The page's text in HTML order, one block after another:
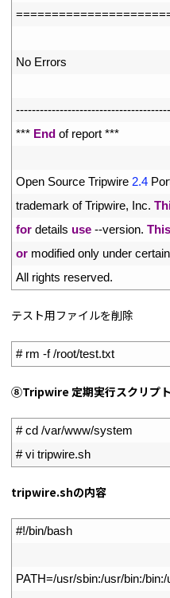
=====================
No Errors
--------------------------------------
*** End of report ***
Open Source Tripwire 2.4
trademark of Tripwire, Inc.
for details use --version. This
or modified only under certain
All rights reserved.
テスト用ファイルを削除
# rm -f /root/test.txt
⑧Tripwire 定期実行スクリプト
# cd /var/www/system
# vi tripwire.sh
tripwire.shの内容
#!/bin/bash
PATH=/usr/sbin:/usr/bin:/bin:/